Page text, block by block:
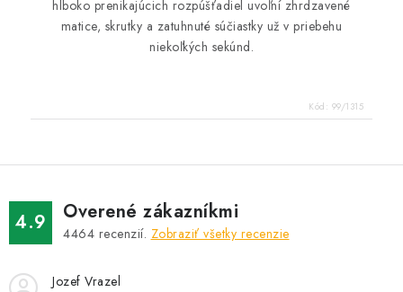
hlboko prenikajúcich rozpúšťadiel uvoľní zhrdzavené
matice, skrutky a zatuhnuté súčiastky už v priebehu
niekoľkých sekúnd.
Kód: 99/1315
4.9 Overené zákazníkmi
4464 recenzií. Zobraziť všetky recenzie
Jozef Vrazel